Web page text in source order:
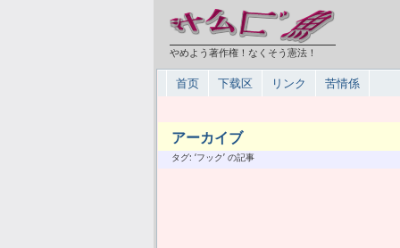
やめよう著作権！なくそう憲法！
首页 下载区 リンク 苦情係
アーカイブ
タグ: ‘フック’ の記事